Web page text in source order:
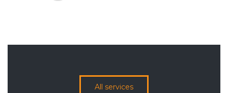
All services